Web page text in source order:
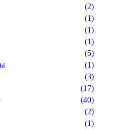
(2)
(1)
(1)
(1)
(5)
(1)
(3)
(17)
(40)
(2)
(1)